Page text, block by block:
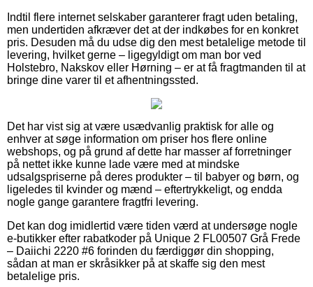
Indtil flere internet selskaber garanterer fragt uden betaling,
men undertiden afkræver det at der indkøbes for en konkret
pris. Desuden må du udse dig den mest betalelige metode til
levering, hvilket gerne – ligegyldigt om man bor ved
Holstebro, Nakskov eller Hørning – er at få fragtmanden til at
bringe dine varer til et afhentningssted.
Det har vist sig at være usædvanlig praktisk for alle og
enhver at søge information om priser hos flere online
webshops, og på grund af dette har masser af forretninger
på nettet ikke kunne lade være med at mindske
udsalgspriserne på deres produkter – til babyer og børn, og
ligeledes til kvinder og mænd – eftertrykkeligt, og endda
nogle gange garantere fragtfri levering.
Det kan dog imidlertid være tiden værd at undersøge nogle
e-butikker efter rabatkoder på Unique 2 FL00507 Grå Frede
– Daiichi 2220 #6 forinden du færdiggør din shopping,
sådan at man er skråsikker på at skaffe sig den mest
betalelige pris.